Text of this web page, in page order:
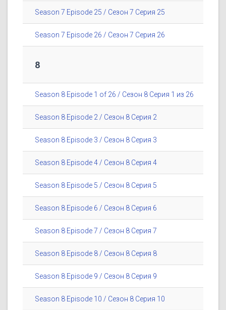
Season 7 Episode 25 / Сезон 7 Серия 25
Season 7 Episode 26 / Сезон 7 Серия 26
8
Season 8 Episode 1 of 26 / Сезон 8 Серия 1 из 26
Season 8 Episode 2 / Сезон 8 Серия 2
Season 8 Episode 3 / Сезон 8 Серия 3
Season 8 Episode 4 / Сезон 8 Серия 4
Season 8 Episode 5 / Сезон 8 Серия 5
Season 8 Episode 6 / Сезон 8 Серия 6
Season 8 Episode 7 / Сезон 8 Серия 7
Season 8 Episode 8 / Сезон 8 Серия 8
Season 8 Episode 9 / Сезон 8 Серия 9
Season 8 Episode 10 / Сезон 8 Серия 10